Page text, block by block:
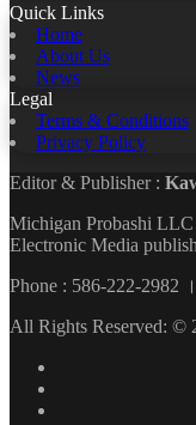
Quick Links
Home
About Us
News
Legal
Terms & Conditions
Privacy Policy
Editor & Publisher :
Michigan Probashi LLC
Electronic Media
Phone : 586-222-2982
All Rights Reserved: ©